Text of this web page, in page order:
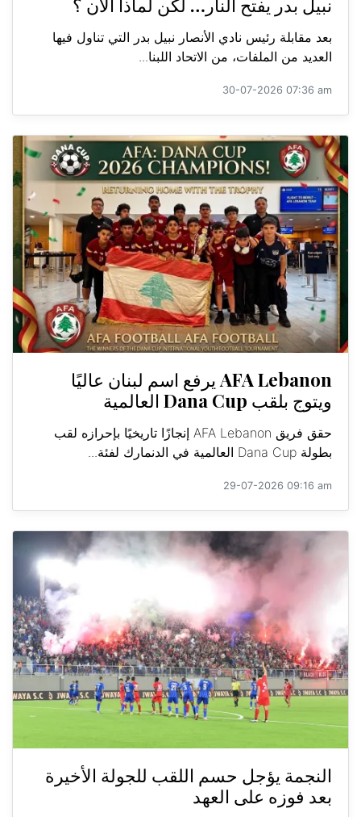
نبيل بدر يفتح النار… لكن لماذا الآن ؟
بعد مقابلة رئيس نادي الأنصار نبيل بدر التي تناول فيها
العديد من الملفات، من الاتحاد اللبنا...
30-07-2026 07:36 am
AFA Lebanon يرفع اسم لبنان عاليًا
ويتوج بلقب Dana Cup العالمية
حقق فريق AFA Lebanon إنجازًا تاريخيًا بإحرازه لقب
بطولة Dana Cup العالمية في الدنمارك لفئة...
29-07-2026 09:16 am
النجمة يؤجل حسم اللقب للجولة الأخيرة
بعد فوزه على العهد